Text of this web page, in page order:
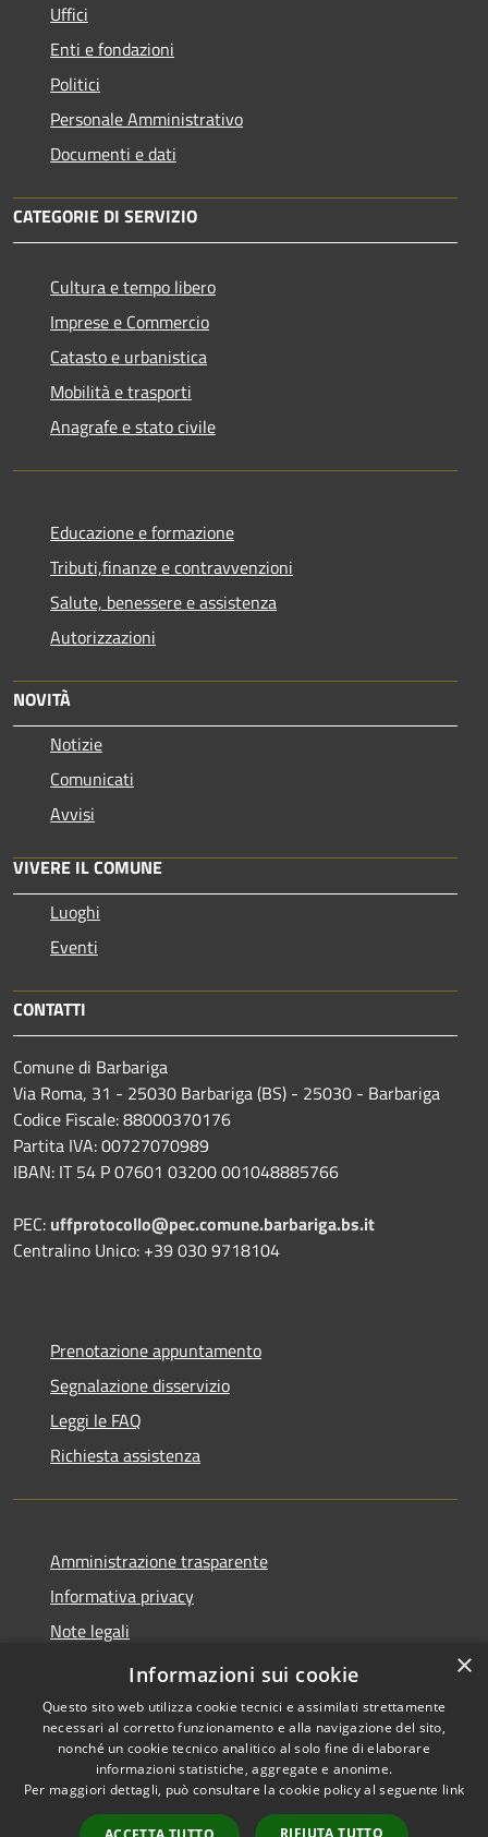
Uffici
Enti e fondazioni
Politici
Personale Amministrativo
Documenti e dati
CATEGORIE DI SERVIZIO
Cultura e tempo libero
Imprese e Commercio
Catasto e urbanistica
Mobilità e trasporti
Anagrafe e stato civile
Educazione e formazione
Tributi,finanze e contravvenzioni
Salute, benessere e assistenza
Autorizzazioni
NOVITÀ
Notizie
Comunicati
Avvisi
VIVERE IL COMUNE
Luoghi
Eventi
CONTATTI
Comune di Barbariga
Via Roma, 31 - 25030 Barbariga (BS) - 25030 - Barbariga
Codice Fiscale: 88000370176
Partita IVA: 00727070989
IBAN: IT 54 P 07601 03200 001048885766
PEC: uffprotocollo@pec.comune.barbariga.bs.it
Centralino Unico: +39 030 9718104
Prenotazione appuntamento
Segnalazione disservizio
Leggi le FAQ
Richiesta assistenza
Amministrazione trasparente
Informativa privacy
Note legali
Dichiarazione di accessibilità
Accessibilità
Copyright © 2026 • Comune di
Barbariga • Powered by
Municipium• Accesso
×
Informazioni sui cookie
Questo sito web utilizza cookie tecnici e assimilati strettamente
necessari al corretto funzionamento e alla navigazione del sito,
nonché un cookie tecnico analitico al solo fine di elaborare
informazioni statistiche, aggregate e anonime.
Per maggiori dettagli, può consultare la cookie policy al seguente link
RIFIUTA TUTTO